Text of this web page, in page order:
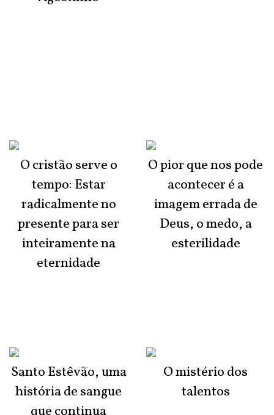
O cristão serve o
tempo: Estar
radicalmente no
presente para ser
inteiramente na
eternidade
Santo Estêvão, uma
história de sangue
O pior que nos pode
acontecer é a
imagem errada de
Deus, o medo, a
esterilidade
O mistério dos
talentos